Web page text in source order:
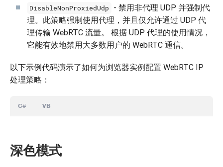
DisableNonProxiedUdp
- 禁用非代理 UDP 并强制代
理。此策略强制使用代理，并且仅允许通过 UDP 代
理传输 WebRTC 流量。 根据 UDP 代理的使用情况，
它能有效地禁用大多数用户的 WebRTC 通信。
以下示例代码演示了如何为浏览器实例配置 WebRTC IP
处理策略：
C# VB
深色模式